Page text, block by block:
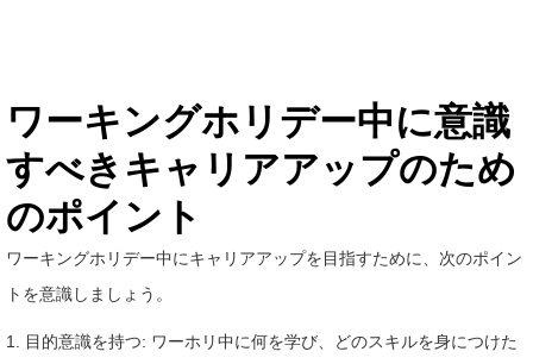
ワーキングホリデー中に意識
すべきキャリアアップのため
のポイント
ワーキングホリデー中にキャリアアップを目指すために、次のポイン
トを意識しましょう。
1. 目的意識を持つ: ワーホリ中に何を学び、どのスキルを身につけた